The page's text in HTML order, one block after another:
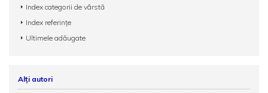
Index categorii de vârstă
Index referințe
Ultimele adăugate
Alți autori